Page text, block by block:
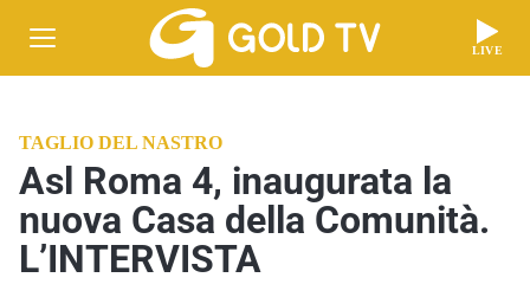
LIVE
TAGLIO DEL NASTRO
Asl Roma 4, inaugurata la
nuova Casa della Comunità.
L’INTERVISTA